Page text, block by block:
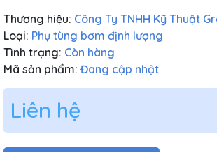
Thương hiệu: Công Ty TNHH Kỹ Thuật
Loại: Phụ tùng bơm định lượng
Tình trạng: Còn hàng
Mã sản phẩm: Đang cập nhật
Liên hệ